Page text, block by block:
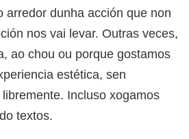
arredor dunha acción que non
nos vai levar. Outras veces,
ao chou ou porque gostamos
estética, sen
Incluso xogamos
textos.